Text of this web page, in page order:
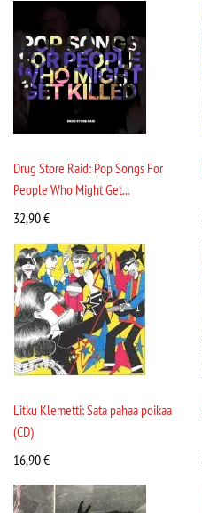
Drug Store Raid: Pop Songs For
People Who Might Get...
32,90€
Litku Klemetti: Sata pahaa poikaa
(CD)
16,90€